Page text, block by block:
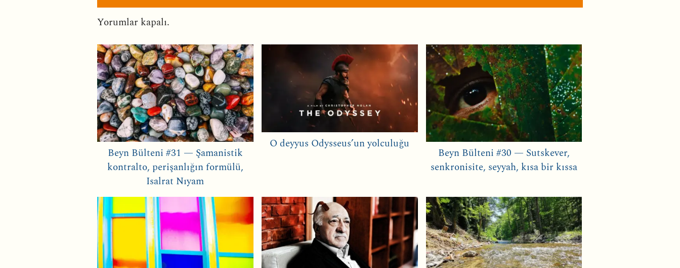
Yorumlar kapalı.
Beyn Bülteni #31 — Şamanistik
kontralto, perişanlığın formülü,
Isalrat Nıyam
O deyyus Odysseus’un yolculuğu
Beyn Bülteni #30 — Sutskever,
senkronisite, seyyah, kısa bir kıssa